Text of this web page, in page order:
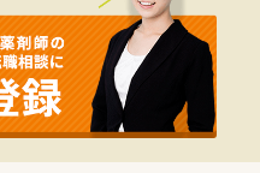
体制で運営しており、無理の
を支える店舗となります。
プ会社であり、医薬品卸最大手
界トップクラスの安定した経営